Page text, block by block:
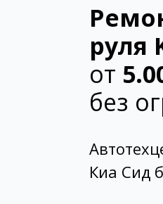
руля
от
без
Киа Сид